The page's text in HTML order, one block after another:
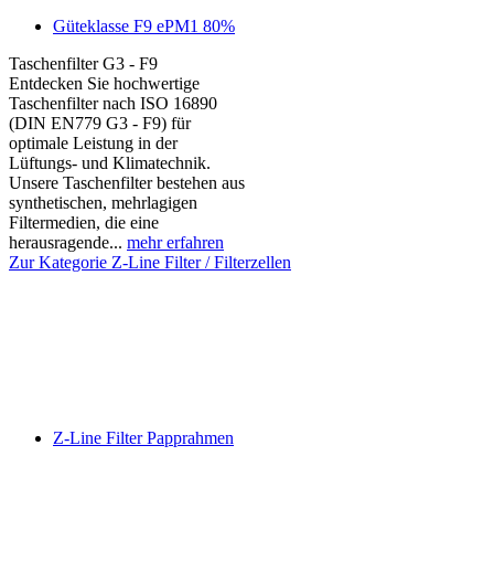
Güteklasse F9 ePM1 80%
Taschenfilter G3 - F9
Entdecken Sie hochwertige
Taschenfilter nach ISO 16890
(DIN EN779 G3 - F9) für
optimale Leistung in der
Lüftungs- und Klimatechnik.
Unsere Taschenfilter bestehen aus
synthetischen, mehrlagigen
Filtermedien, die eine
herausragende... mehr erfahren
Zur Kategorie Z-Line Filter / Filterzellen
Z-Line Filter Papprahmen